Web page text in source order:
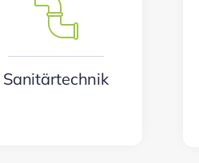
Sanitärtechnik